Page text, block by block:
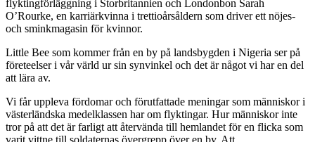
flyktingförläggning i Storbritannien och Londonbon Sarah
O’Rourke, en karriärkvinna i trettioårsåldern som driver ett nöjes-
och sminkmagasin för kvinnor.
Little Bee som kommer från en by på landsbygden i Nigeria ser på
företeelser i vår värld ur sin synvinkel och det är något vi har en del
att lära av.
Vi får uppleva fördomar och förutfattade meningar som människor i
västerländska medelklassen har om flyktingar. Hur människor inte
tror på att det är farligt att återvända till hemlandet för en flicka som
varit vittne till soldaternas övergrepp över en by. Att